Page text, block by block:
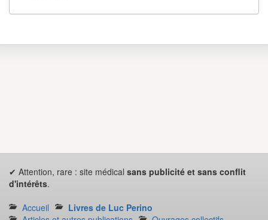
✔ Attention, rare : site médical sans publicité et sans conflit
d'intérêts.
Accueil
Livres de Luc Perino